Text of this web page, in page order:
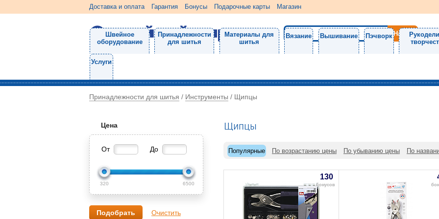
Доставка и оплата Гарантия Бонусы Подарочные карты Магазин
Швейное
оборудование
Принадлежности
для шитья
Материалы для
шитья
Вязание Вышивание Пэчворк
Услуги
Принадлежности для шитья / Инструменты / Щипцы
Цена
От До
320 6500
Очистить
Щипцы
Популярные По возрастанию цены По убыванию цены По
130
бонусов